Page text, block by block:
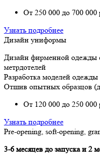
От 250 000 до 700 000
Узнать подробнее
Дизайн униформы
Дизайн фирменной одежды
метрдотелей
Разработка моделей одежды
Отшив опытных образцов
От 120 000 до 250 000
Узнать подробнее
Рre-opening, soft-opening,
3-6 месяцев до запуска и 2